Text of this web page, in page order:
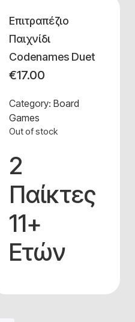
Επιτραπέζιο
Παιχνίδι
Codenames Duet
€17.00
Category: Board
Games
Out of stock
2
Παίκτες
11+
Ετών